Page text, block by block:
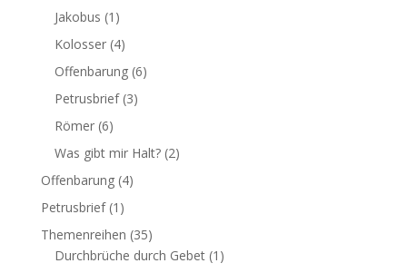
Jakobus (1)
Kolosser(4)
Offenbarung(6)
Petrusbrief(3)
Römer(6)
Was gibt mir Halt?(2)
Offenbarung(4)
Petrusbrief(1)
Themenreihen (35)
Durchbrüche durch Gebet(1)